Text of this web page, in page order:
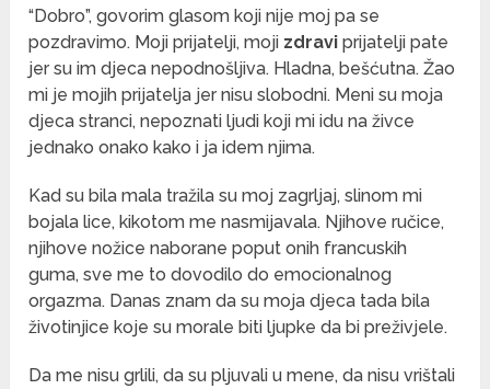
“Dobro”, govorim glasom koji nije moj pa se
pozdravimo. Moji prijatelji, moji zdravi prijatelji pate
jer su im djeca nepodnošljiva. Hladna, bešćutna. Žao
mi je mojih prijatelja jer nisu slobodni. Meni su moja
djeca stranci, nepoznati ljudi koji mi idu na živce
jednako onako kako i ja idem njima.
Kad su bila mala tražila su moj zagrljaj, slinom mi
bojala lice, kikotom me nasmijavala. Njihove ručice,
njihove nožice naborane poput onih francuskih
guma, sve me to dovodilo do emocionalnog
orgazma. Danas znam da su moja djeca tada bila
životinjice koje su morale biti ljupke da bi preživjele.
Da me nisu grlili, da su pljuvali u mene, da nisu vrištali